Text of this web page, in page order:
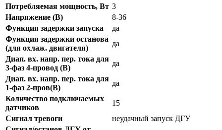
Потребляемая мощность, Вт 3
Напряжение (В)
8-36
Функция задержки запуска
да
Функция задержки останова
(для охлаж. двигателя)
да
Диап. вх. напр. пер. тока для
3-фаз 4-провод (В)
да
Диап. вх. напр. пер. тока для
1-фаз 2-пров(В)
да
Количество подключаемых
датчиков
15
Сигнал тревоги
неудачный запуск ДГУ